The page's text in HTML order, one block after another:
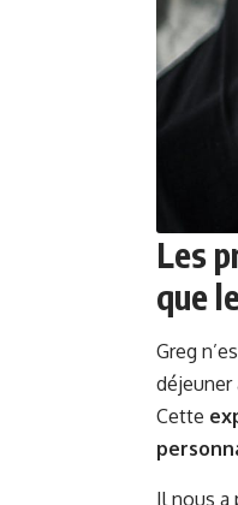
Les
que
Greg
déjeuner
Cette
Il nous a